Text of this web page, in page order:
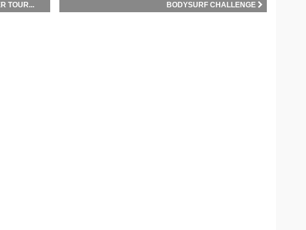
BODYSURF CHALLENGE
TOUR...